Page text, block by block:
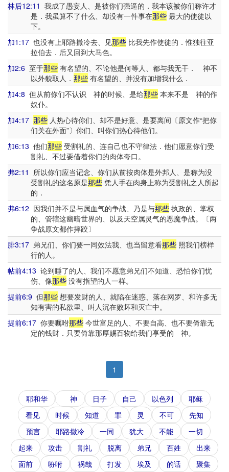
林后12:11 我成了愚妄人、是被你们强逼的．我本该被你们称许才
是．我虽算不了什么、却没有一件事在那些最大的使徒以
下。
加1:17 也没有上耶路撒冷去、见那些 比我先作使徒的．惟独往亚
拉伯去．后又回到大马色。
加2:6 至于那些 有名望的、不论他是何等人、都与我无干． 神不
以外貌取人． 那些有名望的、并没有加增我什么．
加4:8 但从前你们不认识 神的时候、是给那些 本来不是 神的作
奴仆。
加4:17 那些 人热心待你们、却不是好意、是要离间〔原文作“把你
们关在外面”〕你们、叫你们热心待他们。
加6:13 他们那些 受割礼的、连自己也不守律法．他们愿意你们受
割礼、不过要借着你们的肉体夸口。
弗2:11 所以你们应当记念、你们从前按肉体是外邦人、是称为没
受割礼的这名原是那些凭人手在肉身上称为受割礼之人所起
的．
弗6:12 因我们并不是与属血气的争战、乃是与那些 执政的、掌权
的、管辖这幽暗世界的、以及天空属灵气的恶魔争战。〔两
争战原文都作摔跤〕
腓3:17 弟兄们、你们要一同效法我、也当留意看那些 照我们榜样
行的人。
帖前4:13 论到睡了的人、我们不愿意弟兄们不知道、恐怕你们忧
伤、像那些没有指望的人一样。
提前6:9 但那些 想要发财的人、就陷在迷惑、落在网罗、和许多无
知有害的私欲里、叫人沉在败坏和灭亡中。
提前6:17 你要嘱咐那些 今世富足的人、不要自高、也不要倚靠无
定的钱财．只要倚靠那厚赐百物给我们享受的 神。
1
耶和华 神 日子 自己 以色列
耶稣
看见
时候 知道 罪 灵 不可
先知
预言
耶路撒冷 一同 犹大 不能
一切
起来
攻击 割礼 脱离 弟兄 百姓
出来
面前
吩咐 祸哉 打发 埃及 的话 聚集